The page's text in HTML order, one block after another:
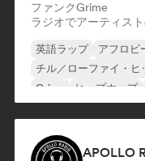
ファンクGrime
ラジオでアーティス
英語ラップ
アフロビ
チル／ローファイ・ヒ
Grime
ヒップホップ
APOLLO